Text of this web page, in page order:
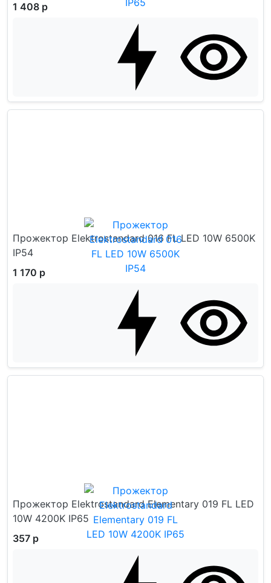
1 408 р
Прожектор Elektrostandard 016 FL LED 10W 6500K
IP54
1 170 р
Прожектор Elektrostandard Elementary 019 FL LED
10W 4200K IP65
357 р